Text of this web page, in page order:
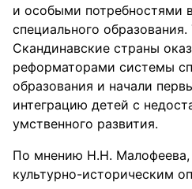
и особыми потребностями
специального
Скандинавские страны
реформаторами системы
образования и начали
интеграцию детей с
умственного развития.
По мнению Н.Н. Малофеева,
культурно-историческим